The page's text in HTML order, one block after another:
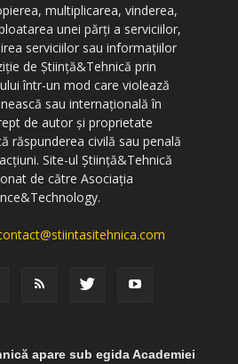
multiplicarea, vinderea,
unei părți a serviciilor,
serviciilor sau informațiilor
de Știință&Tehnică prin
într-un mod care violează
sau internațională în
de autor și proprietate
răspunderea civilă sau penală
Site-ul Știință&Tehnică
de către Asociația
apare sub egida Academiei